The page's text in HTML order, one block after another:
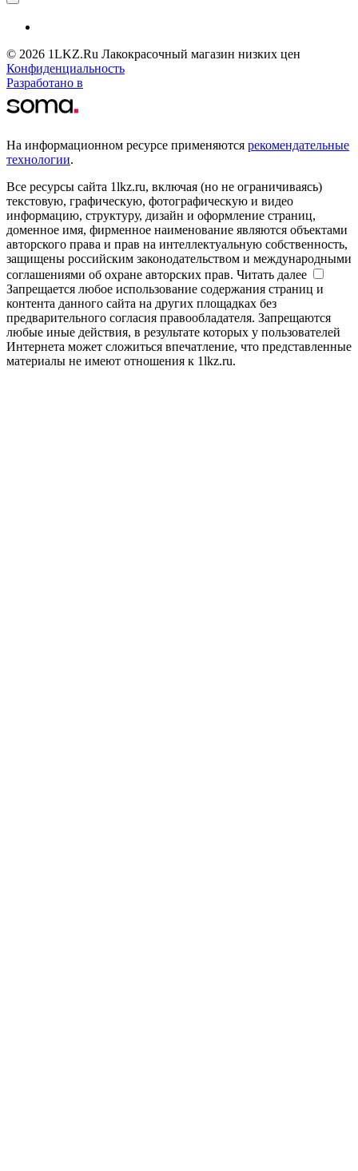
© 2026 1LKZ.Ru Лакокрасочный магазин низких цен
Конфиденциальность
Разработано в
На информационном ресурсе применяются рекомендательные
технологии.
Все ресурсы сайта 1lkz.ru, включая (но не ограничиваясь)
текстовую, графическую, фотографическую и видео
информацию, структуру, дизайн и оформление страниц,
доменное имя, фирменное наименование являются объектами
авторского права и прав на интеллектуальную собственность,
защищены российским законодательством и международными
соглашениями об охране авторских прав. Читать далее
Запрещается любое использование содержания страниц и
контента данного сайта на других площадках без
предварительного согласия правообладателя. Запрещаются
любые иные действия, в результате которых у пользователей
Интернета может сложиться впечатление, что представленные
материалы не имеют отношения к 1lkz.ru.